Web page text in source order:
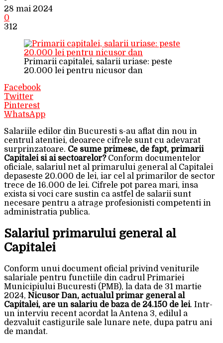
28 mai 2024
0
312
Primarii capitalei, salarii uriase: peste
20.000 lei pentru nicusor dan
Facebook
Twitter
Pinterest
WhatsApp
Salariile edilor din Bucuresti s-au aflat din nou in
centrul atentiei, deoarece cifrele sunt cu adevarat
surprinzatoare. Ce sume primesc, de fapt, primarii
Capitalei si ai sectoarelor?Conform documentelor
oficiale, salariul net al primarului general al Capitalei
depaseste 20.000 de lei, iar cel al primarilor de sector
trece de 16.000 de lei. Cifrele pot parea mari, insa
exista si voci care sustin ca astfel de salarii sunt
necesare pentru a atrage profesionisti competenti in
administratia publica.
Salariul primarului general al
Capitalei
Conform unui document oficial privind veniturile
salariale pentru functiile din cadrul Primariei
Municipiului Bucuresti (PMB), la data de 31 martie
2024, Nicusor Dan, actualul primar general al
Capitalei, are un salariu de baza de 24.150 de lei. Intr-
un interviu recent acordat la Antena 3, edilul a
dezvaluit castigurile sale lunare nete, dupa patru ani
de mandat.